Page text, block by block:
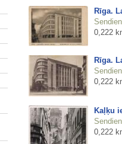
Rīga.
0,222
Rīga.
0,222
Kaļķu
0,222